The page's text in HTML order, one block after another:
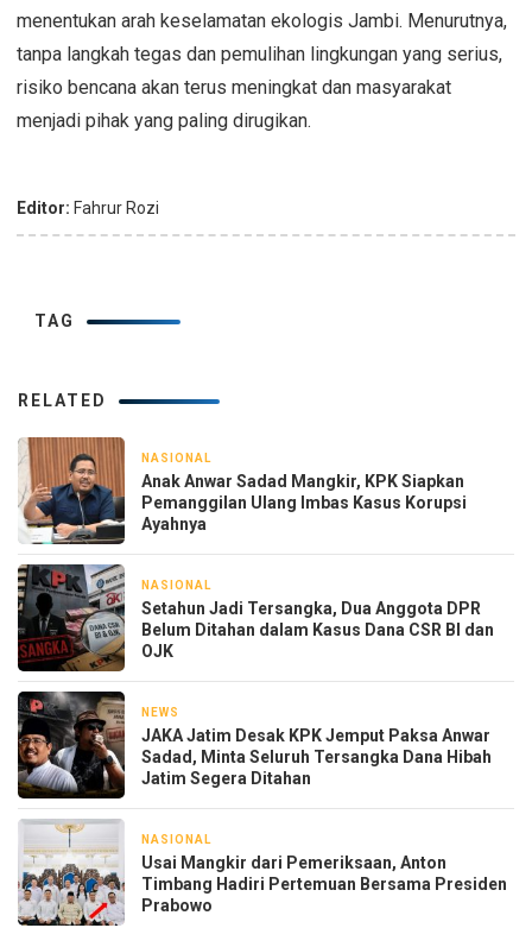
menentukan arah keselamatan ekologis Jambi. Menurutnya,
tanpa langkah tegas dan pemulihan lingkungan yang serius,
risiko bencana akan terus meningkat dan masyarakat
menjadi pihak yang paling dirugikan.
Editor: Fahrur Rozi
TAG
RELATED
NASIONAL
Anak Anwar Sadad Mangkir, KPK Siapkan
Pemanggilan Ulang Imbas Kasus Korupsi
Ayahnya
NASIONAL
Setahun Jadi Tersangka, Dua Anggota DPR
Belum Ditahan dalam Kasus Dana CSR BI dan
OJK
NEWS
JAKA Jatim Desak KPK Jemput Paksa Anwar
Sadad, Minta Seluruh Tersangka Dana Hibah
Jatim Segera Ditahan
NASIONAL
Usai Mangkir dari Pemeriksaan, Anton
Timbang Hadiri Pertemuan Bersama Presiden
Prabowo